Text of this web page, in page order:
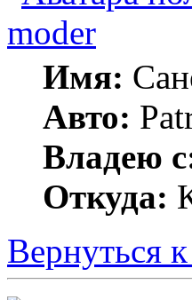
moder
Имя:
Авто:
Владею
Откуда:
Вернуться